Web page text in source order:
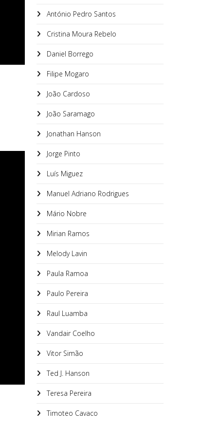
António Pedro Santos
Cristina Moura Rebelo
Daniel Borrego
Filipe Mogaro
João Cardoso
João Saramago
Jonathan Hanson
Jorge Pinto
Luís Miguez
Manuel Adriano Rodrigues
Mário Nobre
Mirian Ramos
Melody Lavin
Paula Ramoa
Paulo Pereira
Raul Luamba
Vandair Coelho
Vitor Simão
Ted J. Hanson
Teresa Pereira
Timoteo Cavaco